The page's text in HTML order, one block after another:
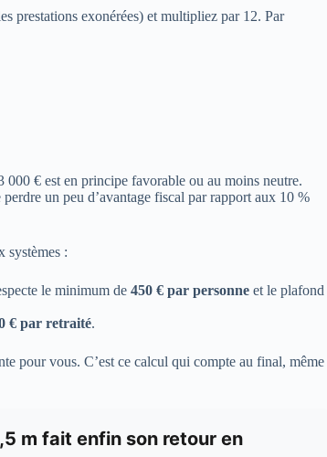
prestations exonérées) et multipliez par 12. Par
000 € est en principe favorable ou au moins neutre.
perdre un peu d’avantage fiscal par rapport aux 10 %
systèmes :
le minimum de 450 € par personne et le plafond
€ par retraité.
pour vous. C’est ce calcul qui compte au final, même
m fait enfin son retour en